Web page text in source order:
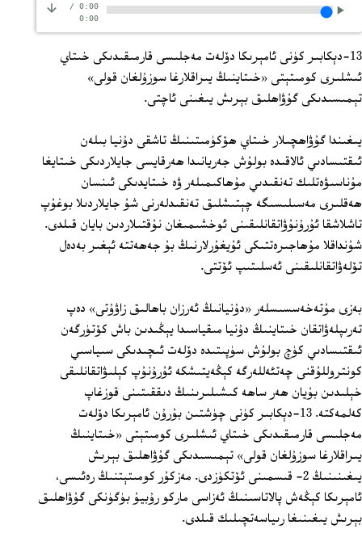
0:00
/
0:00
13-دېكابىر كۈنى ئامېرىكا دۆلەت مەجلىسى قارمىقىدىكى خىتاي
ئىشلىرى كومىتېتى «خىتاينىڭ يىراقلارغا سوزۇلغان قولى»
تېمىسىدىكى گۇۋاھلىق بېرىش يىغىنى ئاچتى.
يىغىندا گۇۋاھچىلار خىتاي ھۆكۈمىتىنىڭ تاشقى دۇنيا بىلەن
ئىقتىسادىي ئالاقىدە بولۇش جەريانىدا ھەرقايسى جايلاردىكى خىتايغا
مۇناسىۋەتلىك تەنقىدىي مۇھاكىمىلەر ۋە خىتايدىكى ئىنسان
ھەقلىرى مەسىلىسىگە چېتىشلىق تەنقىدلەرنى شۇ جايلاردىلا بوغۇپ
تاشلاشقا ئۇرۇنۇۋاتقانلىقىنى ئوخشىمىغان نۇقتىلاردىن بايان قىلدى.
شۇنداقلا مۇھاجىرەتتىكى ئۇيغۇرلارنىڭ بۇ جەھەتتە ئېغىر بەدەل
تۆلەۋاتقانلىقىنى ئەسلىتىپ ئۆتتى.
بەزى مۇتەخەسسىسلەر «دۇنيانىڭ ئەرزان باھالىق زاۋۇتى» دەپ
تەرىپلەۋاتقان خىتاينىڭ دۇنيا مىقياسىدا يېڭىدىن باش كۆتۈرگەن
ئىقتىسادىي كۈچ بولۇش سۈپىتىدە دۆلەت ئىچىدىكى سىياسىي
كونتروللۇقنى چەتئەللەرگە كېڭەيتىشكە ئۇرۇنۇپ كېلىۋاتقانلىقى
خېلىدىن بۇيان ھەر ساھە كىشىلىرىنىڭ دىققىتىنى قوزغاپ
كەلمەكتە. 13-دېكابىر كۈنى چۈشتىن بۇرۇن ئامېرىكا دۆلەت
مەجلىسى قارمىقىدىكى خىتاي ئىشلىرى كومىتېتى «خىتاينىڭ
يىراقلارغا سوزۇلغان قولى» تېمىسىدىكى گۇۋاھلىق بېرىش
يىغىنىنىڭ 2- قىسمىنى ئۆتكۈزدى. مەزكۇر كومىتېتنىڭ رەئىسى،
ئامېرىكا كېڭەش پالاتاسىنىڭ ئەزاسى ماركو رۇبيۇ بۈگۈنكى گۇۋاھلىق
بېرىش يىغىنىغا رىياسەتچىلىك قىلدى.